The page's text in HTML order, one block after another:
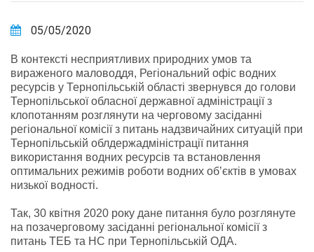
05/05/2020
В контексті несприятливих природних умов та
вираженого маловоддя, Регіональний офіс водних
ресурсів у Тернопільській області звернувся до голови
Тернопільської обласної державної адміністрації з
клопотанням розглянути на черговому засіданні
регіональної комісії з питань надзвичайних ситуацій при
Тернопільській облдержадміністрації питання
використання водних ресурсів та встановлення
оптимальних режимів роботи водних об’єктів в умовах
низької водності.
Так, 30 квітня 2020 року дане питання було розглянуте
на позачерговому засіданні регіональної комісії з
питань ТЕБ та НС при Тернопільській ОДА.